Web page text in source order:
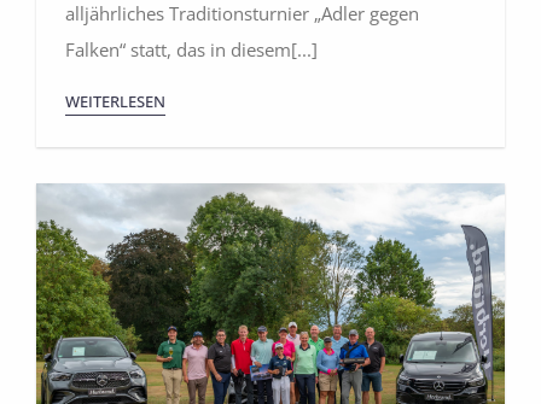
alljährliches Traditionsturnier „Adler gegen
Falken“ statt, das in diesem[...]
WEITERLESEN